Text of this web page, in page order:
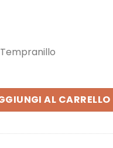
Tempranillo
2025 quantità
AL CARRELLO